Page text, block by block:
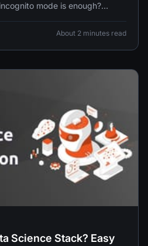
mode is enough?
About 2 minutes read
Science Stack? Easy